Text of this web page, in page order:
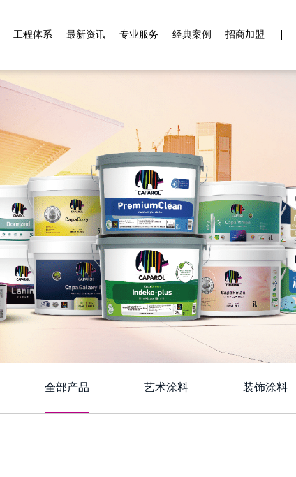
工程体系 最新资讯 专业服务 经典案例 招商加盟
全部产品 艺术涂料 装饰涂料